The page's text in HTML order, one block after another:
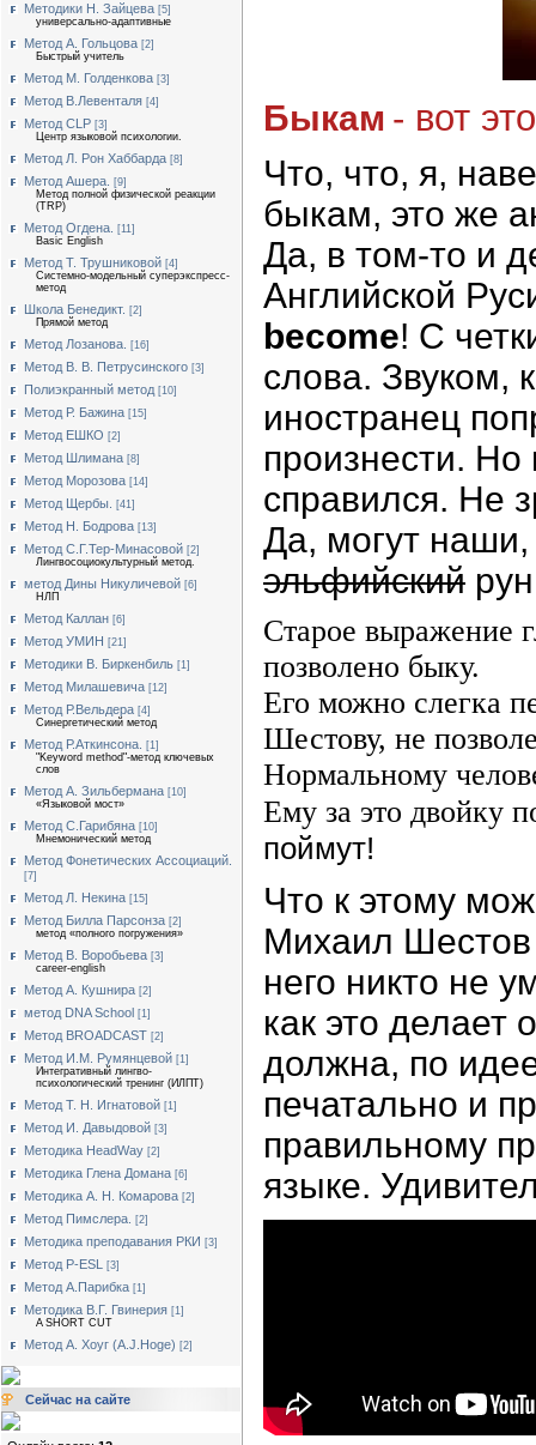
Методики Н. Зайцева [5]
универсально-адаптивные
Метод А. Гольцова [2]
Быстрый учитель
Метод М. Голденкова [3]
Метод В.Левенталя [4]
Метод CLP [3]
Центр языковой психологии.
Метод Л. Рон Хаббарда [8]
Метод Ашера.
[9]
Метод полной физической реакции
(TRP)
Метод Огдена.
[11]
Basic English
Метод Т. Трушниковой [4]
Системно-модельный суперэкспресс-
метод
Школа Бенедикт. [2]
Прямой метод
Метод Лозанова. [16]
Метод В. В. Петрусинского [3]
Полиэкранный метод [10]
Метод Р. Бажина [15]
Метод ЕШКО [2]
Метод Шлимана [8]
Метод Морозова [14]
Метод Щербы. [41]
Метод Н. Бодрова [13]
Метод С.Г.Тер-Минасовой [2]
Лингвосоциокультурный метод.
метод Дины Никуличевой [6]
НЛП
Метод Каллан [6]
Метод УМИН [21]
Методики В. Биркенбиль [1]
Метод Милашевича [12]
Метод Р.Вельдера [4]
Синергетический метод
Метод Р.Аткинсона.
[1]
"Keyword method"-метод ключевых
слов
Метод А. Зильбермана [10]
«Языковой мост»
Метод С.Гарибяна [10]
Мнемонический метод
Метод Фонетических Ассоциаций.
[7]
Метод Л. Некина [15]
Метод Билла Парсонза [2]
метод «полного погружения»
Метод В. Воробьева [3]
career-english
Метод А. Кушнира [2]
метод DNA School [1]
Метод BROADCAST [2]
Метод И.М. Румянцевой [1]
Интегративный лингво-
психологический тренинг (ИЛПТ)
Метод Т. Н. Игнатовой [1]
Метод И. Давыдовой [3]
Методика HeadWay [2]
Методика Глена Домана [6]
Методика А. Н. Комарова [2]
Метод Пимслера. [2]
Методика преподавания РКИ [3]
Метод P-ESL [3]
Метод А.Парибка [1]
Методика В.Г. Гвинерия [1]
A SHORT CUT
Метод А. Хоуг (А.J.Нoge) [2]
Сейчас на сайте
Быкам - вот
Что, что, я,
быкам, это же
Да, в том-то и
Английской
become! С
слова. Звуком,
иностранец
произнести.
справился. Не
Да, могут наши,
эльфийский
Старое выражение
позволено быку.
Его можно слегка
Шестову, не
Нормальному
Ему за это двойку
поймут!
Что к этому
Михаил Шестов
него никто не
как это
должна, по
печатально и
правильному
языке.